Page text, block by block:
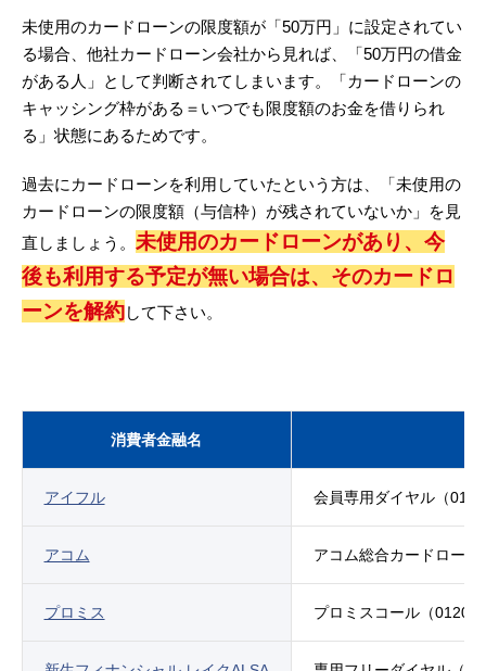
未使用のカードローンの限度額が「50万円」に設定されてい
る場合、他社カードローン会社から見れば、「50万円の借金
がある人」として判断されてしまいます。「カードローンの
キャッシング枠がある＝いつでも限度額のお金を借りられ
る」状態にあるためです。
過去にカードローンを利用していたという方は、「未使用の
カードローンの限度額（与信枠）が残されていないか」を見
直しましょう。 未使用のカードローンがあり、今
後も利用する予定が無い場合は、そのカードロ
ーンを解約 して下さい。
消費者金融名
アイフル 会員専用ダイヤル（
アコム アコム総合カードロー
プロミス プロミスコール（0120-